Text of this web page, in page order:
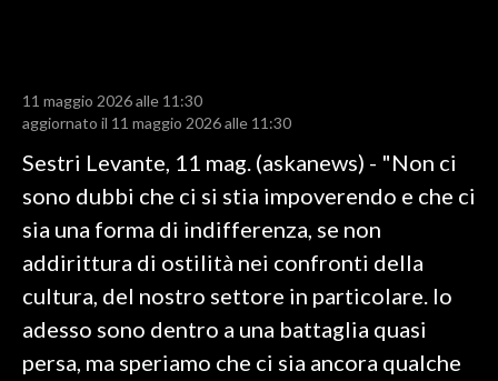
RISULTATI E CLASSIFICHE
CALCIO REGIONALE
BASKET
VOLLEY
MOTORI
TENNIS
ALTRI SPORT
11 maggio 2026 alle 11:30
aggiornato il 11 maggio 2026 alle 11:30
Sestri Levante, 11 mag. (askanews) - "Non ci
sono dubbi che ci si stia impoverendo e che ci
sia una forma di indifferenza, se non
addirittura di ostilità nei confronti della
cultura, del nostro settore in particolare. Io
adesso sono dentro a una battaglia quasi
persa, ma speriamo che ci sia ancora qualche